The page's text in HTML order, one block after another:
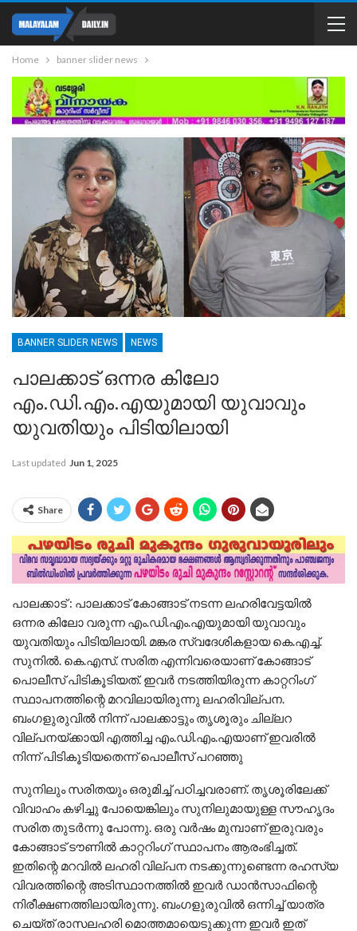
Home banner slider news
BANNER SLIDER NEWS NEWS
പാലക്കാട് ഒന്നര കിലോ
എം.ഡി.എം.എയുമായി യുവാവും
യുവതിയും പിടിയിലായി
Last updated Jun 1, 2025
Share
പാലക്കാട് : പാലക്കാട് കോങ്ങാട് നടന്ന ലഹരിവേട്ടയിൽ
ഒന്നര കിലോ വരുന്ന എം.ഡി.എം.എയുമായി യുവാവും
യുവതിയും പിടിയിലായി. മങ്കര സ്വദേശികളായ കെ.എച്ച്.
സുനിൽ. കെ.എസ്. സരിത എന്നിവരെയാണ് കോങ്ങാട്
പൊലീസ് പിടികൂടിയത്. ഇവർ നടത്തിയിരുന്ന കാറ്ററിംഗ്
സ്ഥാപനത്തിന്റെ മറവിലായിരുന്നു ലഹരിവില്പന.
ബംഗളുരുവിൽ നിന്ന് പാലക്കാട്ടും തൃശൂരും ചില്ലറ
വില്പനയ്ക്കായി എത്തിച്ച എം.ഡി.എം.എയാണ് ഇവരിൽ
നിന്ന് പിടികൂടിയതെന്ന് പൊലീസ് പറഞ്ഞു
സുനിലും സരിതയും ഒരുമിച്ച് പഠിച്ചവരാണ്. തൃശൂരിലേക്ക്
വിവാഹം കഴിച്ചു പോയെങ്കിലും സുനിലുമായുള്ള സൗഹൃദം
സരിത തുടർന്നു പോന്നു. ഒരു വർഷം മുമ്പാണ് ഇരുവരും
കോങ്ങാട് ടൗണിൽ കാറ്ററിംഗ് സ്ഥാപനം ആരംഭിച്ചത്.
ഇതിന്റെ മറവിൽ ലഹരി വില്പന നടക്കുന്നുണ്ടെന്ന രഹസ്യ
വിവരത്തിന്റെ അടിസ്ഥാനത്തിൽ ഇവർ ഡാൻസാഫിന്റെ
നിരീക്ഷണത്തിലായിരുന്നു. ബംഗളുരുവിൽ ഒന്നിച്ച് യാത്ര
ചെയ്ത് രാസലഹരി മൊത്തമായെടുക്കുന്ന ഇവർ ഇത്